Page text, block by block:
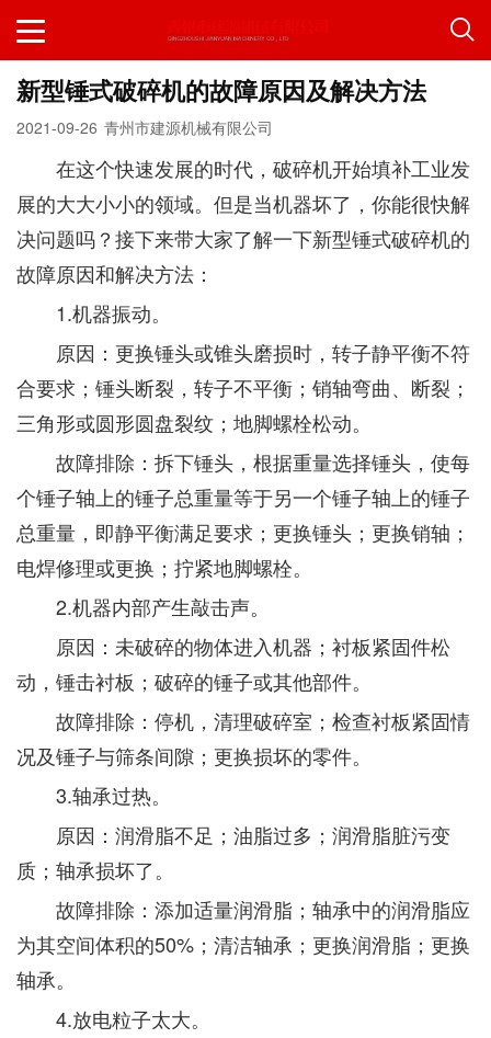
新型锤式破碎机的故障原因及解决方法
2021-09-26 青州市建源机械有限公司
在这个快速发展的时代，破碎机开始填补工业发
展的大大小小的领域。但是当机器坏了，你能很快解
决问题吗？接下来带大家了解一下新型锤式破碎机的
故障原因和解决方法：
1.机器振动。
原因：更换锤头或锥头磨损时，转子静平衡不符
合要求；锤头断裂，转子不平衡；销轴弯曲、断裂；
三角形或圆形圆盘裂纹；地脚螺栓松动。
故障排除：拆下锤头，根据重量选择锤头，使每
个锤子轴上的锤子总重量等于另一个锤子轴上的锤子
总重量，即静平衡满足要求；更换锤头；更换销轴；
电焊修理或更换；拧紧地脚螺栓。
2.机器内部产生敲击声。
原因：未破碎的物体进入机器；衬板紧固件松
动，锤击衬板；破碎的锤子或其他部件。
故障排除：停机，清理破碎室；检查衬板紧固情
况及锤子与筛条间隙；更换损坏的零件。
3.轴承过热。
原因：润滑脂不足；油脂过多；润滑脂脏污变
质；轴承损坏了。
故障排除：添加适量润滑脂；轴承中的润滑脂应
为其空间体积的50%；清洁轴承；更换润滑脂；更换
轴承。
4.放电粒子太大。